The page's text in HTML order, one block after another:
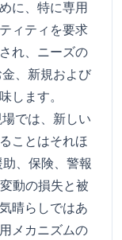
に、特に専用
ィティを要求
れ、ニーズの
、新規および
します。
では、新しい
ことはそれほ
、保険、警報
動の損失と被
晴らしではあ
メカニズムの